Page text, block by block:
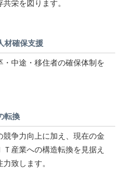
栄を図ります。
確保支援
中途・移住者の確保体制を
転換
争力向上に加え、現在の金
産業への構造転換を見据え
致します。